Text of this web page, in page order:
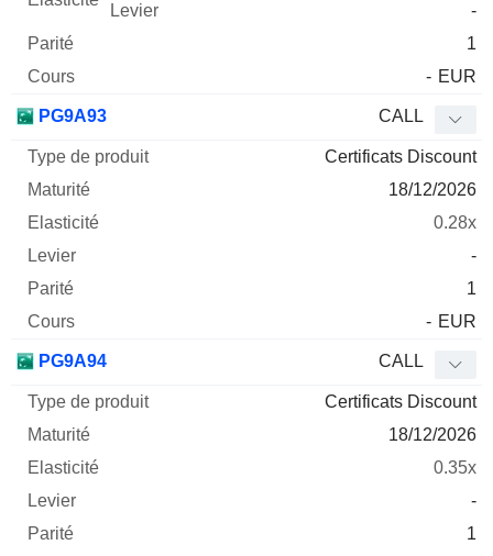
-
1
- EUR
PG9A93 CALL
Certificats Discount
18/12/2026
0.28x
-
1
- EUR
PG9A94 CALL
Certificats Discount
18/12/2026
0.35x
-
1